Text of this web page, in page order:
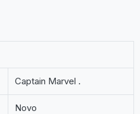
Captain Marvel .
Novo